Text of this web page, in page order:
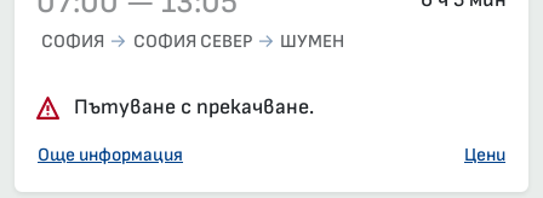
СОФИЯ СОФИЯ СЕВЕР ШУМЕН
Пътуване с прекачване.
Още информация Цени